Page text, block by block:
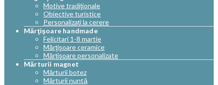
Motive tradiţionale
Obiective turistice
Personalizaţi la cerere
Mărţişoare handmade
Felicitari 1-8 martie
Mărţişoare ceramice
Mărţişoare personalizate
Mărturii magnet
Mărturii botez
Mărturii nuntă